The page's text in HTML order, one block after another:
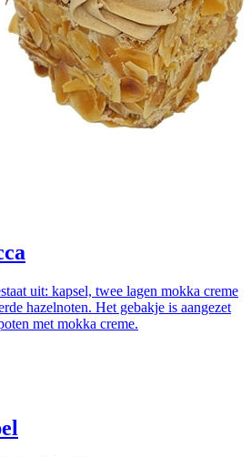
uit: kapsel, twee lagen mokka creme
hazelnoten. Het gebakje is aangezet
met mokka creme.